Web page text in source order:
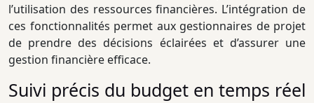
l’utilisation des ressources financières. L’intégration de
ces fonctionnalités permet aux gestionnaires de projet
de prendre des décisions éclairées et d’assurer une
gestion financière efficace.
Suivi précis du budget en temps réel